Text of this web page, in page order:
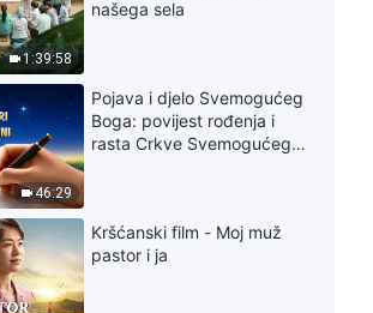
6:57
Razotkrivanje iskvarenosti
ljudskog roda, Odlomak 320
5:19
Svakodnevne riječi Božje:
Razotkrivanje iskvarenosti
ljudskog roda, Odlomak 321
Svakodnevne riječi Božje:
Razotkrivanje iskvarenosti
ljudskog roda, Odlomak 322
1:39:58
našega sela
46:29
Pojava i djelo Svemogućeg
Boga: povijest rođenja i
rasta Crkve Svemogućeg
Kršćanski film - Moj muž
pastor i ja